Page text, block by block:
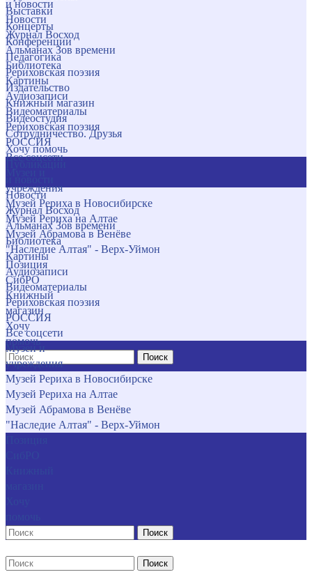
и новости
Новости
Журнал Восход
Альманах Зов времени
Библиотека
Картины
Аудиозаписи
Видеоматериалы
Рериховская поэзия
РОССИЯ
Все соцсети
учреждения
Музей Рериха в Новосибирске
Музей Рериха на Алтае
Музей Абрамова в Венёве
"Наследие Алтая" - Верх-Уймон
Позиция
СибРО
Книжный
магазин
Хочу
помочь
Поиск
Выставки
Концерты
Конференции
Педагогика
Рериховская поэзия
Издательство
Книжный магазин
Видеостудия
Сотрудничество. Друзья
Хочу помочь
Новости
Журнал Восход
Альманах Зов времени
Библиотека
Картины
Аудиозаписи
Видеоматериалы
Рериховская поэзия
РОССИЯ
Все соцсети
Музеи и
учреждения
Музей Рериха в Новосибирске
Музей Рериха на Алтае
Музей Абрамова в Венёве
"Наследие Алтая" - Верх-Уймон
Поиск
Поиск